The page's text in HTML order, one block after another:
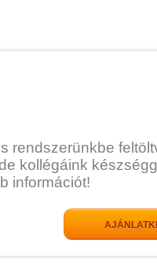
rendszerünkbe
kollégáink
információt!